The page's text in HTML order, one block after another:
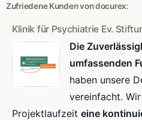
Zufriedene Kunden von docurex:
Klinik für Psychiatrie Ev.
Die
umfassenden
haben unsere
vereinfacht.
Projektlaufzeit eine